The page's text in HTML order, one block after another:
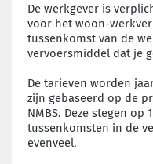
De werkgever is
voor het woon-
tussenkomst van de
vervoersmiddel dat je
De tarieven worden
zijn gebaseerd op de
NMBS. Deze stegen op
tussenkomsten in de
evenveel.